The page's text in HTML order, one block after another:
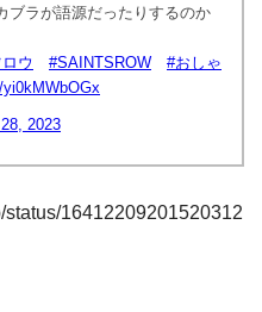
ブラが語源だったりするのか
ウ #SAINTSROW
#おしゃ
2023
status/16412209201520312